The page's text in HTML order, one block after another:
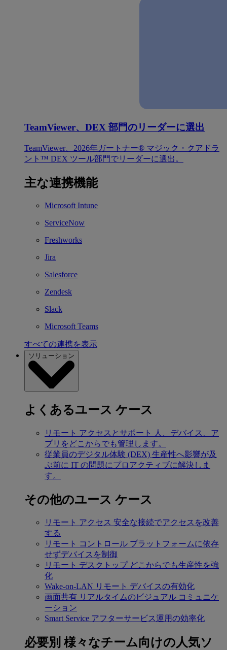
TeamViewer、DEX 部門のリーダーに選出
TeamViewer、2026年ガートナー® マジック・クアドラ
ント™ DEX ツール部門でリーダーに選出。
主な連携機能
Microsoft Intune
ServiceNow
Freshworks
Jira
Salesforce
Zendesk
Slack
Microsoft Teams
すべての連携を表示
ソリューション
よくあるユース ケース
リモート アクセスとサポート
人、デバイス、ア
プリをどこからでも管理します。
従業員のデジタル体験 (DEX) 生産性へ影響が及
ぶ前に IT の問題にプロアクティブに解決しま
す。
その他のユース ケース
リモート アクセス 安全な接続でアクセスを改善
する
リモート コントロール プラットフォームに依存
せずデバイスを制御
リモート デスクトップ どこからでも生産性を強
化
Wake-on-LAN リモート デバイスの有効化
画面共有 リアルタイムのビジュアル コミュニケ
ーション
Smart Service アフターサービス運用の効率化
必要別 様々なチーム向けの人気ソ